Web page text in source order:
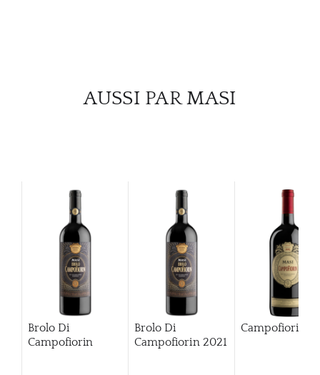
AUSSI PAR MASI
Brolo Di
Campofiorin
Brolo Di
Campofiorin 2021
Campofiorin